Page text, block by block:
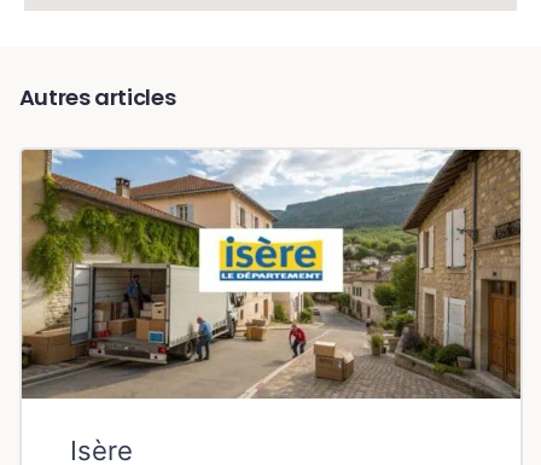
Autres articles
Isère